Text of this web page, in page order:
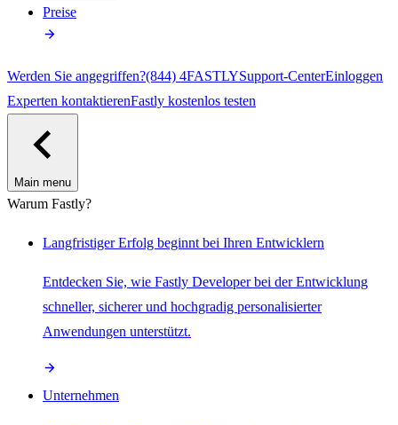
Preise
Werden Sie angegriffen?(844) 4FASTLYSupport-CenterEinloggen
Experten kontaktierenFastly kostenlos testen
Main menu
Warum Fastly?
Langfristiger Erfolg beginnt bei Ihren Entwicklern
Entdecken Sie, wie Fastly Developer bei der Entwicklung
schneller, sicherer und hochgradig personalisierter
Anwendungen unterstützt.
Unternehmen